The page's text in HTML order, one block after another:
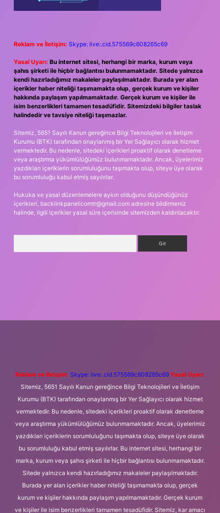
Reklam ve İletişim: Skype: live:.cid.575569c608265c69
Yasal Uyarı: Bu internet sitesi, herhangi bir marka, kurum veya
şahıs şirketi ile hiçbir bağlantısı bulunmamaktadır. Sitede yalnızca
kendi hazırladığımız makaleler paylaşılmaktadır. Burada yer alan
içerikler haber niteliği taşımamakta olup, gerçek kurum ve kişiler
hakkında paylaşım yapılmamaktadır. Gerçek kurum ve kişiler ile
isim benzerlikleri tamamen tesadüfidir. Sitemizdeki bilgiler taslak
halindedir ve tavsiye niteliği taşımazlar.
Sitemiz, 5651 Sayılı Kanun gereğince Bilgi Teknolojileri ve İletişim
Kurumu (BTK) tarafından onaylanmış bir Yer Sağlayıcı olarak hizmet
vermektedir. Bu nedenle, sitedeki içerikleri proaktif olarak denetleme
veya araştırma yükümlülüğümüz bulunmamaktadır. Ancak, üyelerimiz
yazdıkları içeriklerin sorumluluğunu taşımakta olup, siteye üye olarak
bu sorumluluğu kabul etmiş sayılırlar.
Hukuka ve yasal düzenlemelere aykırı olduğunu düşündüğünüz
içerikleri, backlinkpanelicomtr@gmail.com adresine bildirmeniz
halinde, ilgili içerikler yasal süre içerisinde sitemizden kaldırılacaktır.
Reklam ve İletişim: Skype: live:.cid.575569c608265c69 Yasal Uyarı:
Sitemiz, 5651 Sayılı Kanun gereğince Bilgi Teknolojileri ve İletişim
Kurumu (BTK) tarafından onaylanmış bir Yer Sağlayıcı olarak hizmet
vermektedir. Bu nedenle, sitedeki içerikleri proaktif olarak denetleme
veya araştırma yükümlülüğümüz bulunmamaktadır. Ancak, üyelerimiz
yazdıkları içeriklerin sorumluluğunu taşımakta olup, siteye üye olarak
bu sorumluluğu kabul etmiş sayılırlar. Bu internet sitesi, herhangi bir
marka, kurum veya şahıs şirketi ile hiçbir bağlantısı bulunmamaktadır.
Sitede yalnızca kendi hazırladığımız makaleler paylaşılmaktadır.
Burada yer alan içerikler haber niteliği taşımamakta olup, gerçek
kurum ve kişiler hakkında paylaşım yapılmamaktadır. Gerçek kurum
ve kişiler ile isim benzerlikleri tamamen tesadüfidir. Sitemiz, kar amacı